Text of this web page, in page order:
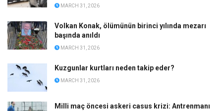
MARCH 31, 2026
Volkan Konak, ölümünün birinci yılında mezarı
başında anıldı
MARCH 31, 2026
Kuzgunlar kurtları neden takip eder?
MARCH 31, 2026
Milli maç öncesi askeri casus krizi: Antrenmanı